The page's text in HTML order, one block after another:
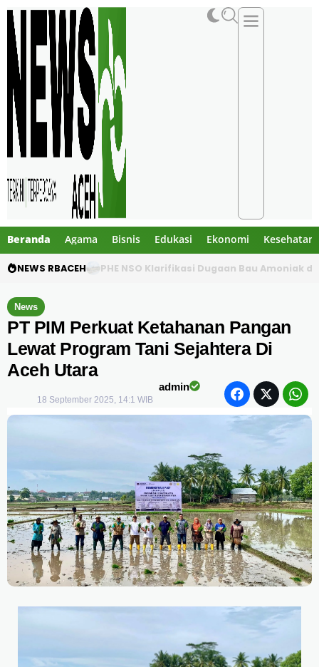
Beranda Agama Bisnis Edukasi Ekonomi Kesehatan
NEWS RBACEH PHE NSO Klarifikasi Dugaan Bau Amoniak
News
PT PIM Perkuat Ketahanan Pangan
Lewat Program Tani Sejahtera Di
Aceh Utara
admin
18 September 2025, 14:1 WIB